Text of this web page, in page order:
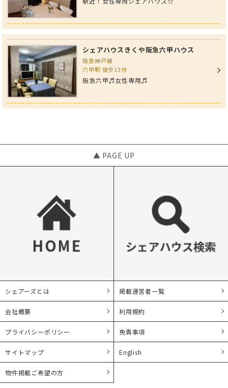
シェアハウスきくや阪急六甲ハウス
阪急神戸線
六甲駅 徒歩13分
阪急六甲♬女性専用♬
▲ PAGE UP
シェアーズとは 掲載運営者一覧
会社概要 利用規約
プライバシーポリシー 免責事項
サイトマップ English
物件掲載ご希望の方